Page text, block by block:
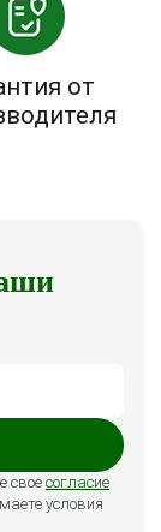
от
свое согласие
условия